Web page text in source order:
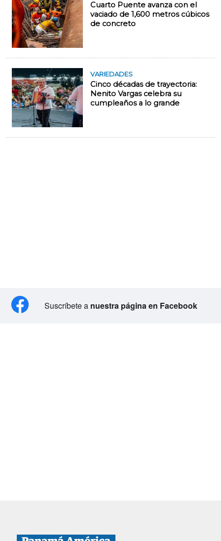
Cuarto Puente avanza con el
vaciado de 1,600 metros cúbicos
de concreto
VARIEDADES
Cinco décadas de trayectoria:
Nenito Vargas celebra su
cumpleaños a lo grande
Suscríbete a nuestra página en Facebook